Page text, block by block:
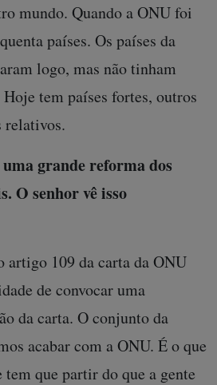
mundo. Quando a ONU foi
países. Os países da
logo, mas não tinham
tem países fortes, outros
relativos.
grande reforma dos
O senhor vê isso
artigo 109 da carta da ONU
de convocar uma
da carta. O conjunto da
acabar com a ONU. É o que
que partir do que a gente